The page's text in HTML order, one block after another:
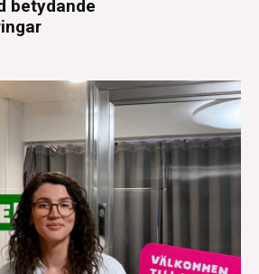
betydande